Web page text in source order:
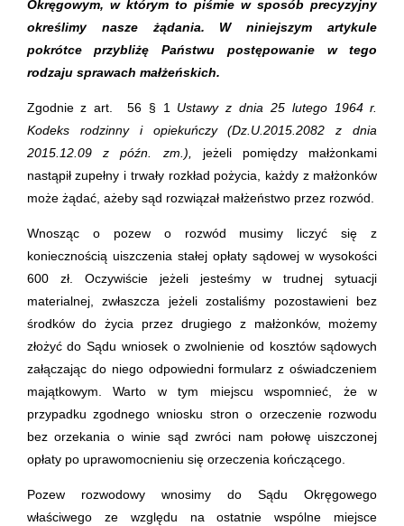
Okręgowym, w którym to piśmie w sposób precyzyjny
określimy nasze żądania. W niniejszym artykule
pokrótce przybliżę Państwu postępowanie w tego
rodzaju sprawach małżeńskich.
Zgodnie z art. 56 § 1 Ustawy z dnia 25 lutego 1964 r.
Kodeks rodzinny i opiekuńczy (Dz.U.2015.2082 z dnia
2015.12.09 z późn. zm.),
jeżeli pomiędzy małżonkami
nastąpił zupełny i trwały rozkład pożycia, każdy z małżonków
może żądać, ażeby sąd rozwiązał małżeństwo przez rozwód.
Wnosząc o pozew o rozwód musimy liczyć się z
koniecznością uiszczenia stałej opłaty sądowej w wysokości
600 zł. Oczywiście jeżeli jesteśmy w trudnej sytuacji
materialnej, zwłaszcza jeżeli zostaliśmy pozostawieni bez
środków do życia przez drugiego z małżonków, możemy
złożyć do Sądu wniosek o zwolnienie od kosztów sądowych
załączając do niego odpowiedni formularz z oświadczeniem
majątkowym. Warto w tym miejscu wspomnieć, że w
przypadku zgodnego wniosku stron o orzeczenie rozwodu
bez orzekania o winie sąd zwróci nam połowę uiszczonej
opłaty po uprawomocnieniu się orzeczenia kończącego.
Pozew rozwodowy wnosimy do Sądu Okręgowego
właściwego ze względu na ostatnie wspólne miejsce